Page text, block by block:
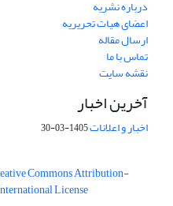
درباره نشریه
اعضای هیات تحریریه
ارسال مقاله
تماس با ما
نقشه سایت
آخرین اخبار
اخبار و اعلانات1405-03-30
Commons Attribution-
License